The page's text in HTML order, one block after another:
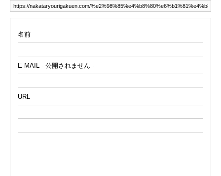
名前
E-MAIL - 公開されません -
URL